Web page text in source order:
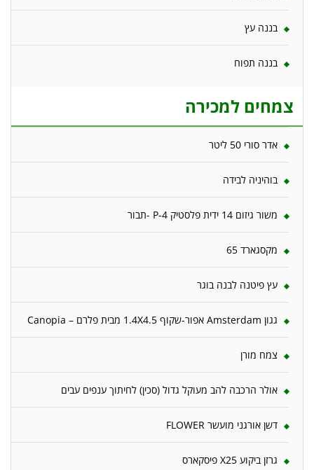
בננה עץ
בננה תפוח
צמחים למכירה
אדר סורי 50 ליטר
בוהיניה לבידה
משור גיזום 14 ידית פלסטיק P-4 -תבור
מקסגארד 65
עץ פיטנה לבנה בוגר
גגון Amsterdam אפור-שקוף 1.4X4.5 מבית פלרם – Canopia
צמח מורן
אולר הרכבה להב מעוקל גדול (סכין) לחיתוך ענפים עבים
דשן אורגני מועשר FLOWER
גרזן ביקוע X25 פיסקארס